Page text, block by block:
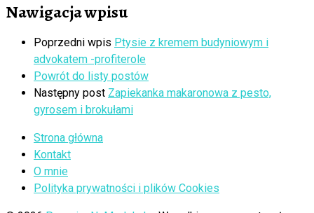
Nawigacja wpisu
Poprzedni wpis Ptysie z kremem budyniowym i
advokatem -profiterole
Powrót do listy postów
Następny post Zapiekanka makaronowa z pesto,
gyrosem i brokułami
Strona główna
Kontakt
O mnie
Polityka prywatności i plików Cookies